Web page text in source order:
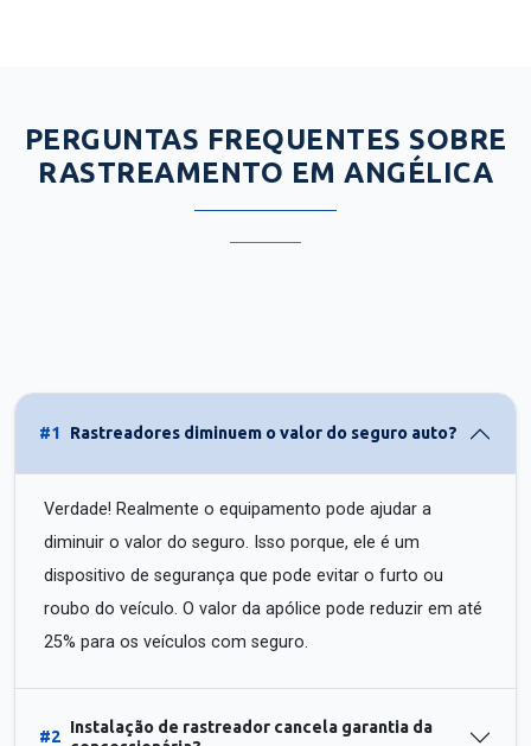
PERGUNTAS FREQUENTES SOBRE
RASTREAMENTO EM ANGÉLICA
#1 Rastreadores diminuem o valor do seguro auto?
Verdade! Realmente o equipamento pode ajudar a
diminuir o valor do seguro. Isso porque, ele é um
dispositivo de segurança que pode evitar o furto ou
roubo do veículo. O valor da apólice pode reduzir em até
25% para os veículos com seguro.
#2
Instalação de rastreador cancela garantia da